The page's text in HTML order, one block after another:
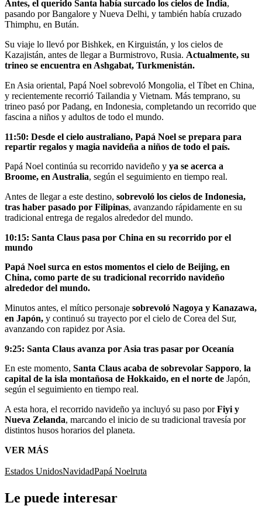
Antes, el querido Santa había surcado los cielos de India,
pasando por Bangalore y Nueva Delhi, y también había cruzado
Thimphu, en Bután.
Su viaje lo llevó por Bishkek, en Kirguistán, y los cielos de
Kazajistán, antes de llegar a Burmistrovo, Rusia. Actualmente, su
trineo se encuentra en Ashgabat, Turkmenistán.
En Asia oriental, Papá Noel sobrevoló Mongolia, el Tíbet en China,
y recientemente recorrió Tailandia y Vietnam. Más temprano, su
trineo pasó por Padang, en Indonesia, completando un recorrido que
fascina a niños y adultos de todo el mundo.
11:50: Desde el cielo australiano, Papá Noel se prepara para
repartir regalos y magia navideña a niños de todo el país.
Papá Noel continúa su recorrido navideño y ya se acerca a
Broome, en Australia, según el seguimiento en tiempo real.
Antes de llegar a este destino, sobrevoló los cielos de Indonesia,
tras haber pasado por Filipinas, avanzando rápidamente en su
tradicional entrega de regalos alrededor del mundo.
10:15: Santa Claus pasa por China en su recorrido por el
mundo
Papá Noel surca en estos momentos el cielo de Beijing, en
China, como parte de su tradicional recorrido navideño
alrededor del mundo.
Minutos antes, el mítico personaje sobrevoló Nagoya y Kanazawa,
en Japón, y continuó su trayecto por el cielo de Corea del Sur,
avanzando con rapidez por Asia.
9:25: Santa Claus avanza por Asia tras pasar por Oceanía
En este momento, Santa Claus acaba de sobrevolar Sapporo, la
capital de la isla montañosa de Hokkaido, en el norte de Japón,
según el seguimiento en tiempo real.
A esta hora, el recorrido navideño ya incluyó su paso porFiyi y
Nueva Zelanda, marcando el inicio de su tradicional travesía por
distintos husos horarios del planeta.
VER MÁS
Estados UnidosNavidadPapá Noelruta
Le puede interesar